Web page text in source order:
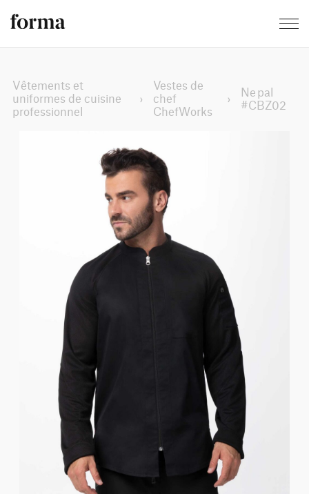
Vêtements et
uniformes de cuisine
professionnel
›
Vestes de
chef
ChefWorks
›
Nepal
#CBZ02